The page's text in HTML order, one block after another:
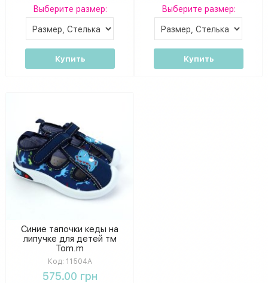
Выберите размер:
Купить
Выберите размер:
Купить
Синие тапочки кеды на
липучке для детей тм
Tom.m
Код: 11504A
575.00 грн